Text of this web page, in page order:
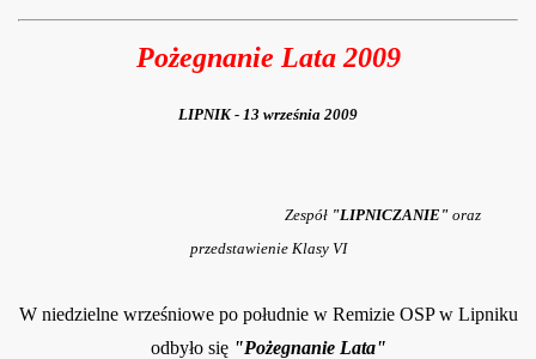
Pożegnanie Lata 2009
LIPNIK - 13 września 2009
Zespół "LIPNICZANIE" oraz
przedstawienie Klasy VI
W niedzielne wrześniowe po południe w Remizie OSP w Lipniku
odbyło się "Pożegnanie Lata"